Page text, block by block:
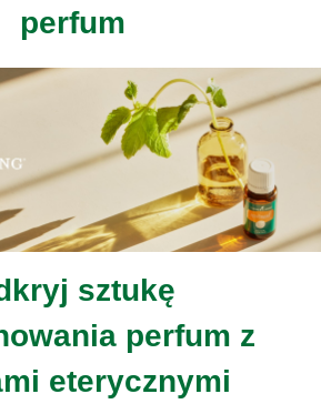
perfum
sztukę
perfum z
eterycznymi